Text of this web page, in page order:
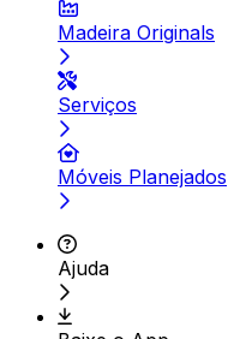
Madeira Originals
Serviços
Móveis Planejados
Ajuda